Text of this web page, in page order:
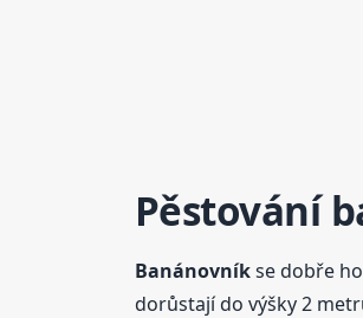
Pěstování
Banánovníkse dobře
dorůstají do výšky 2